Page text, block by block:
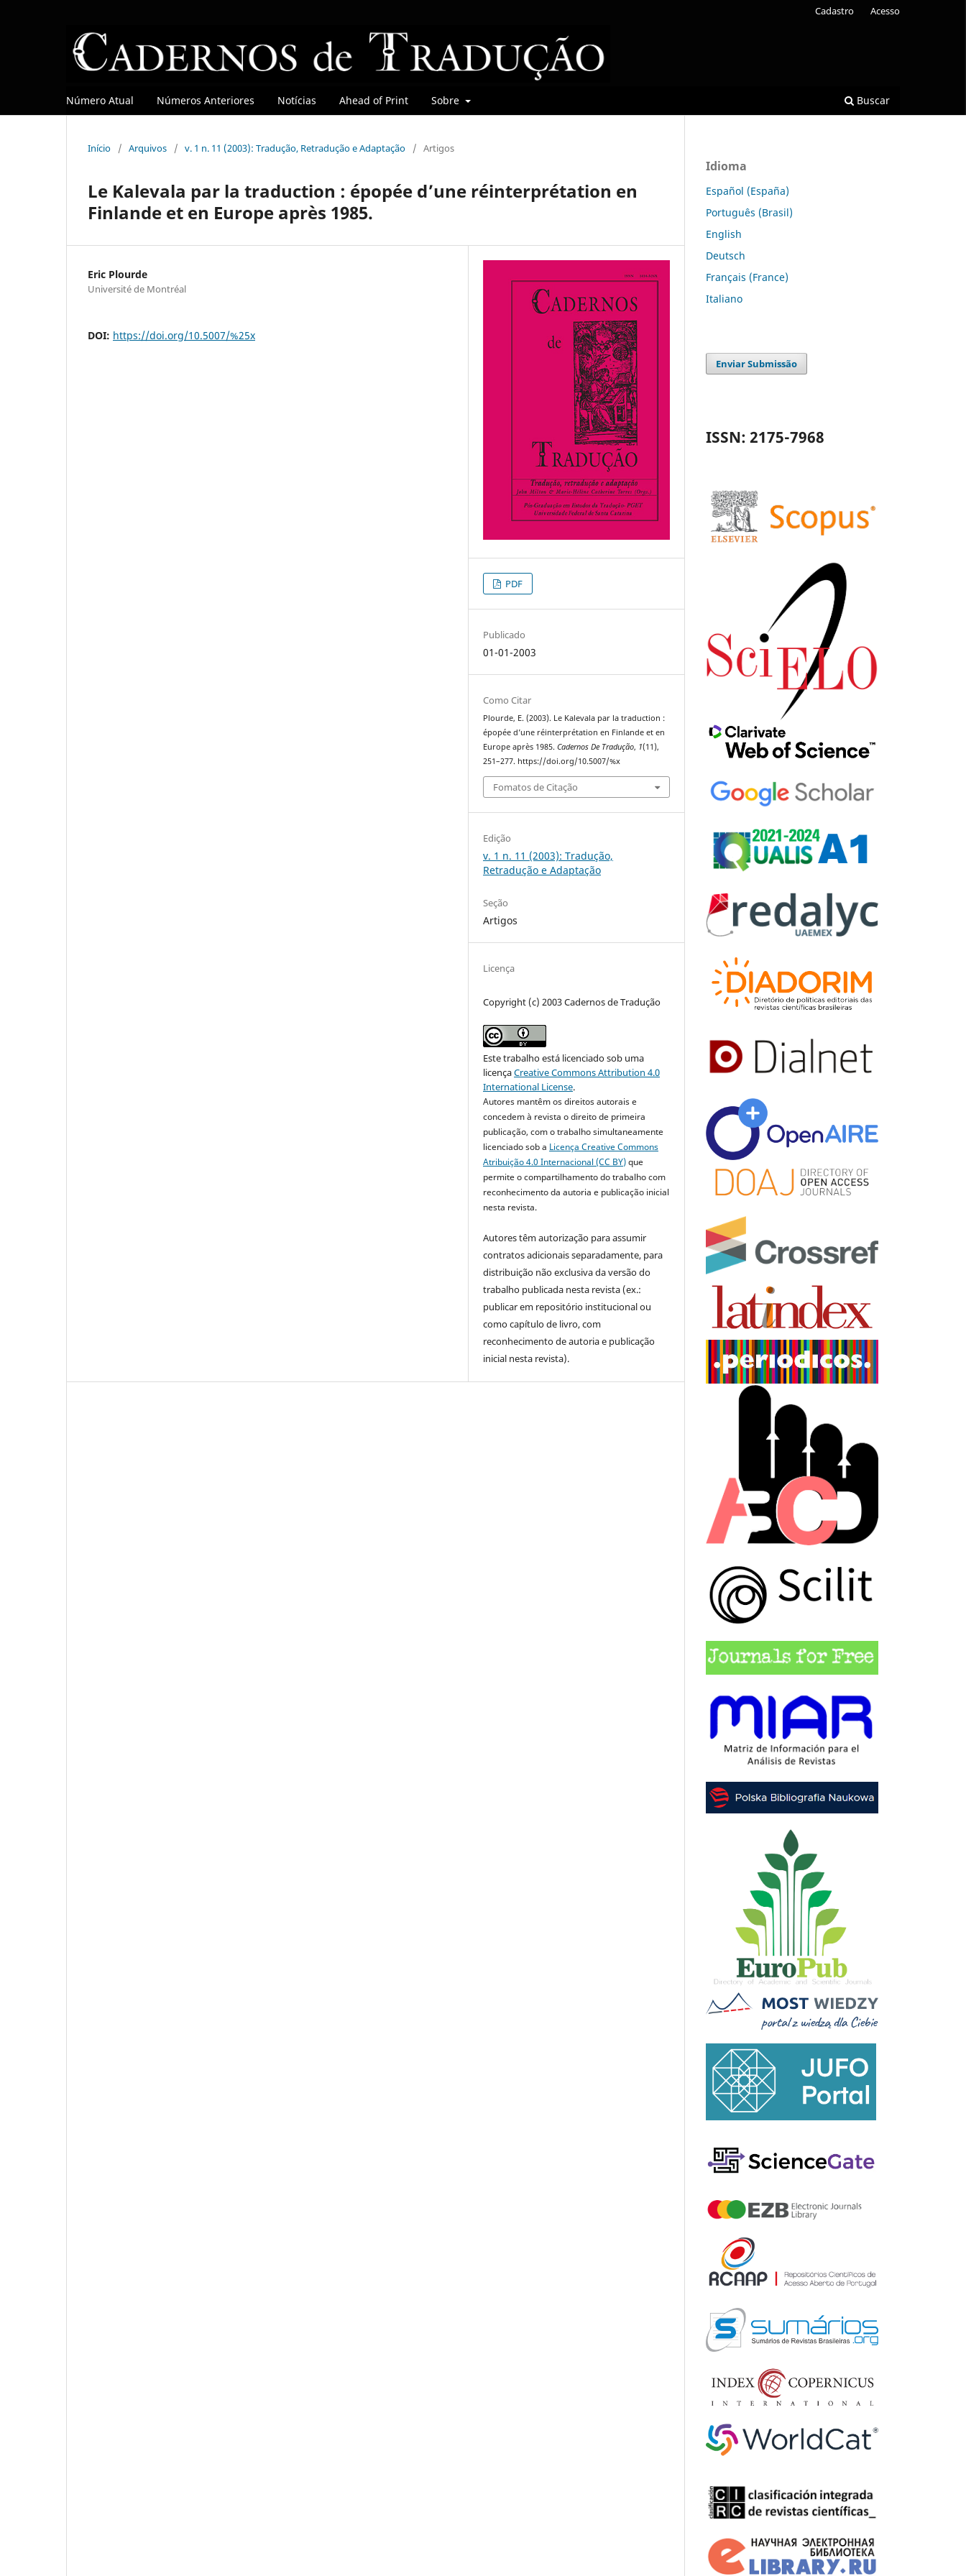
Número Atual Números Anteriores Notícias Ahead of Print Sobre Buscar
Cadastro Acesso
Início / Arquivos / v. 1 n. 11 (2003): Tradução, Retradução e Adaptação / Artigos
Le Kalevala par la traduction : épopée d’une réinterprétation en
Finlande et en Europe après 1985.
Eric Plourde
Université de Montréal
DOI: https://doi.org/10.5007/%25x
PDF
Publicado
01-01-2003
Como Citar
Plourde, E. (2003). Le Kalevala par la traduction :
épopée d’une réinterprétation en Finlande et en
Europe après 1985.Cadernos De Tradução, 1(11),
251–277. https://doi.org/10.5007/%x
Fomatos de Citação
Edição
v. 1 n. 11 (2003): Tradução,
Retradução e Adaptação
Seção
Artigos
Licença
Copyright (c) 2003 Cadernos de Tradução
Este trabalho está licenciado sob uma
licençaCreative Commons Attribution 4.0
International License.
Autores mantêm os direitos autorais e
concedem à revista o direito de primeira
publicação, com o trabalho simultaneamente
licenciado sob a Licença Creative Commons
Atribuição 4.0 Internacional (CC BY)que
permite o compartilhamento do trabalho com
reconhecimento da autoria e publicação inicial
nesta revista.
Autores têm autorização para assumir
contratos adicionais separadamente, para
distribuição não exclusiva da versão do
trabalho publicada nesta revista (ex.:
publicar em repositório institucional ou
como capítulo de livro, com
reconhecimento de autoria e publicação
inicial nesta revista).
Idioma
Español (España)
Português (Brasil)
English
Deutsch
Français (France)
Italiano
Enviar Submissão
ISSN: 2175-7968